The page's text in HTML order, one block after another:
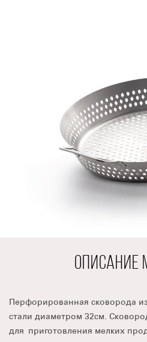
ОПИСАНИЕ
Перфорированная сковорода
стали диаметром 32см.
для приготовления мелких